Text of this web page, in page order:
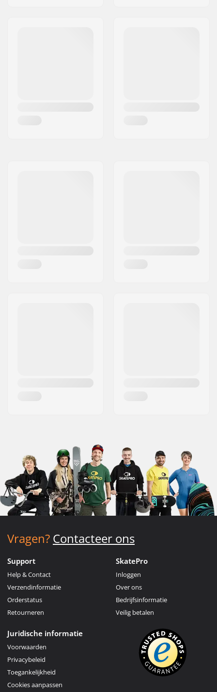
Vragen? Contacteer ons
Support
Help & Contact
Verzendinformatie
Orderstatus
Retourneren
SkatePro
Inloggen
Over ons
Bedrijfsinformatie
Veilig betalen
Juridische informatie
Voorwaarden
Privacybeleid
Toegankelijkheid
Cookies aanpassen